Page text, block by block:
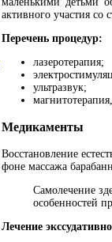
активного участия со
Перечень процедур:
лазеротерапия;
ультразвук;
Медикаменты
Восстановление
фоне массажа
Самолечение
особенностей
Лечение